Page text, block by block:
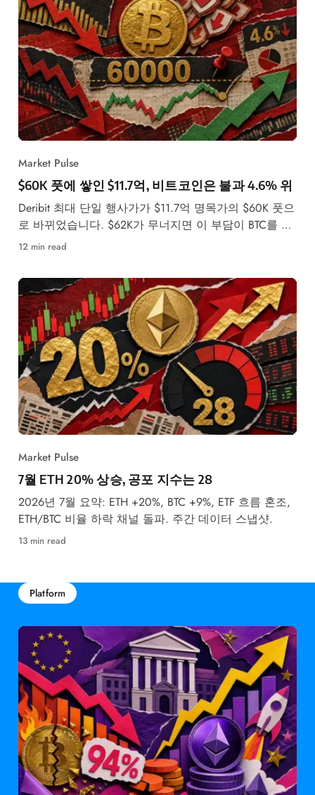
Market Pulse
$60K 풋에 쌓인 $11.7억, 비트코인은 불과 4.6% 위
Deribit 최대 단일 행사가가 $11.7억 명목가의 $60K 풋으
로 바뀌었습니다. $62K가 무너지면 이 부담이 BTC를 끌
어내릴 수 있는 이유
12 min read
Market Pulse
7월 ETH 20% 상승, 공포 지수는 28
2026년 7월 요약: ETH +20%, BTC +9%, ETF 흐름 혼조,
ETH/BTC 비율 하락 채널 돌파. 주간 데이터 스냅샷.
13 min read
Platform